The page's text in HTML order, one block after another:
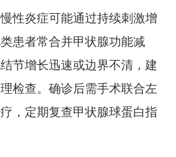
性炎症可能通过持续刺激增
患者常合并甲状腺功能减
节增长迅速或边界不清，建
检查。确诊后需手术联合左
，定期复查甲状腺球蛋白指